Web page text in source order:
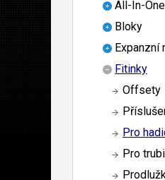
All-In-One
Bloky
Expanzní
Fitinky
Offsety
Pro
Pro